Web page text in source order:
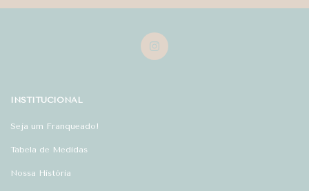
INSTITUCIONAL
Seja um Franqueado!
Tabela de Medidas
Nossa História